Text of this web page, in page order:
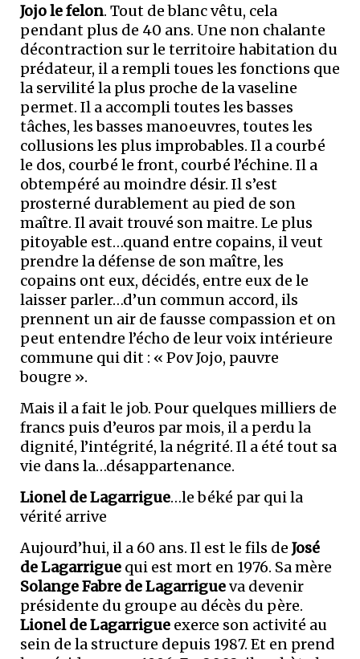
Jojo le felon. Tout de blanc vêtu, cela
pendant plus de 40 ans. Une non chalante
décontraction sur le territoire habitation du
prédateur, il a rempli toues les fonctions que
la servilité la plus proche de la vaseline
permet. Il a accompli toutes les basses
tâches, les basses manoeuvres, toutes les
collusions les plus improbables. Il a courbé
le dos, courbé le front, courbé l’échine. Il a
obtempéré au moindre désir. Il s’est
prosterné durablement au pied de son
maître. Il avait trouvé son maitre. Le plus
pitoyable est…quand entre copains, il veut
prendre la défense de son maître, les
copains ont eux, décidés, entre eux de le
laisser parler…d’un commun accord, ils
prennent un air de fausse compassion et on
peut entendre l’écho de leur voix intérieure
commune qui dit : « Pov Jojo, pauvre
bougre ».
Mais il a fait le job. Pour quelques milliers de
francs puis d’euros par mois, il a perdu la
dignité, l’intégrité, la négrité. Il a été tout sa
vie dans la…désappartenance.
Lionel de Lagarrigue…le béké par qui la
vérité arrive
Aujourd’hui, il a 60 ans. Il est le fils de José
de Lagarrigue qui est mort en 1976. Sa mère
Solange Fabre de Lagarrigueva devenir
présidente du groupe au décès du père.
Lionel de Lagarrigue exerce son activité au
sein de la structure depuis 1987. Et en prend